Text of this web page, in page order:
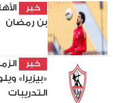
خبر
بن رمضان
خبر
«بيزيرا»
التدريبات